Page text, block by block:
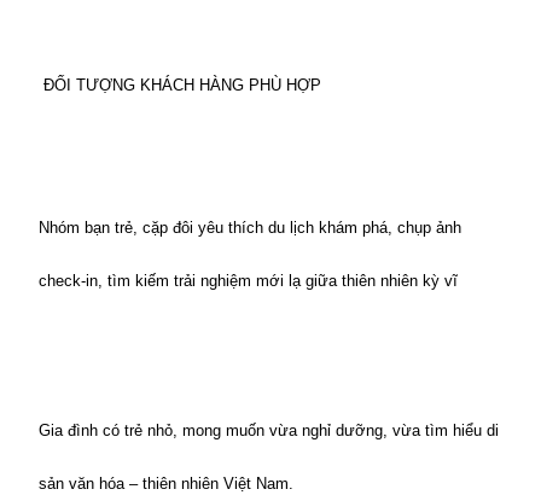
ĐỐI TƯỢNG KHÁCH HÀNG PHÙ HỢP
Nhóm bạn trẻ, cặp đôi yêu thích du lịch khám phá, chụp ảnh
check-in, tìm kiếm trải nghiệm mới lạ giữa thiên nhiên kỳ vĩ
Gia đình có trẻ nhỏ, mong muốn vừa nghỉ dưỡng, vừa tìm hiểu di
sản văn hóa – thiên nhiên Việt Nam.